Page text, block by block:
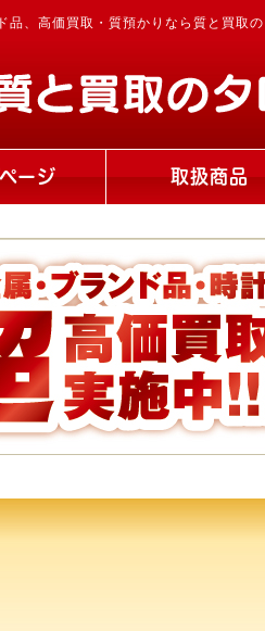
品、高価買取・質預かりなら質と買取
ージ 取扱商品